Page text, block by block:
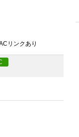
リンクあり